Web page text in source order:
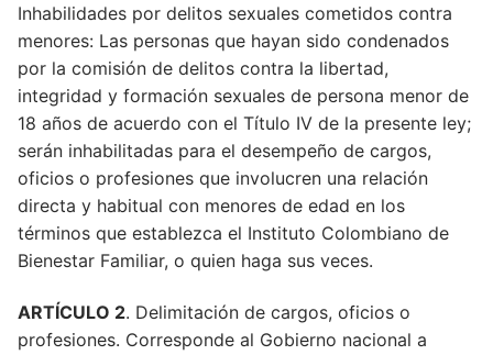
Inhabilidades por delitos sexuales cometidos contra
menores: Las personas que hayan sido condenados
por la comisión de delitos contra la libertad,
integridad y formación sexuales de persona menor de
18 años de acuerdo con el Título IV de la presente ley;
serán inhabilitadas para el desempeño de cargos,
oficios o profesiones que involucren una relación
directa y habitual con menores de edad en los
términos que establezca el Instituto Colombiano de
Bienestar Familiar, o quien haga sus veces.
ARTÍCULO 2. Delimitación de cargos, oficios o
profesiones. Corresponde al Gobierno nacional a